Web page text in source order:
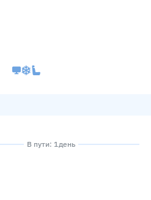
В пути: 1 день